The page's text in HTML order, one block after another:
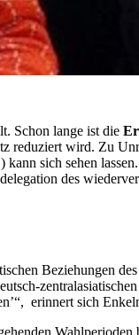
Schon lange ist die
reduziert wird. Zu
sich sehen
des
Beziehungen
erinnert sich